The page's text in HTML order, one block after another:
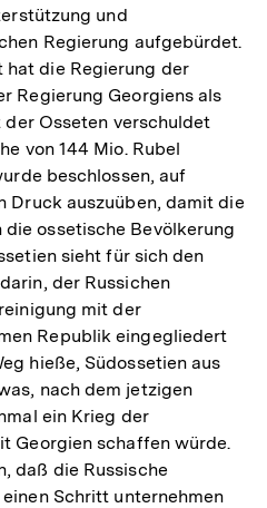
und
Regierung aufgebürdet.
hat die Regierung der
Regierung Georgiens als
Osseten verschuldet
von 144 Mio. Rubel
beschlossen, auf
Druck auszuüben, damit die
ossetische Bevölkerung
sieht für sich den
der Russichen
mit der
Republik eingegliedert
hieße, Südossetien aus
nach dem jetzigen
ein Krieg der
Georgien schaffen würde.
daß die Russische
Schritt unternehmen